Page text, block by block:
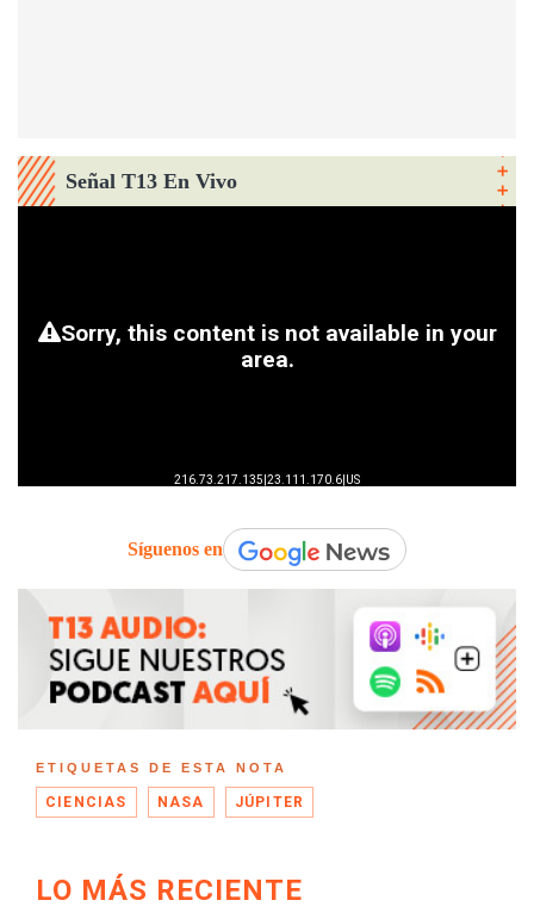
Señal T13 En Vivo
Síguenos en
ETIQUETAS DE ESTA NOTA
CIENCIAS NASA JÚPITER
LO MÁS RECIENTE